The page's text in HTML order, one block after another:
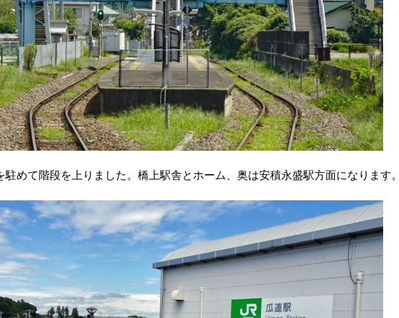
めて階段を上りました。橋上駅舎とホーム、奥は安積永盛駅方面になります。